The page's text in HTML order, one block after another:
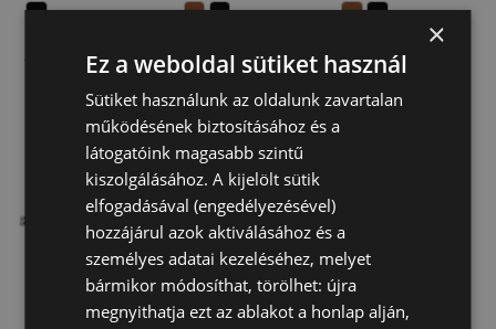
×
Ez a weboldal sütiket használ
Sütiket használunk az oldalunk zavartalan
működésének biztosításához és a
látogatóink magasabb szintű
kiszolgálásához. A kijelölt sütik
elfogadásával (engedélyezésével)
hozzájárul azok aktiválásához és a
személyes adatai kezeléséhez, melyet
bármikor módosíthat, törölhet: újra
megnyithatja ezt az ablakot a honlap alján,